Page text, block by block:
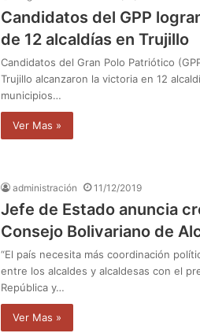
Candidatos del GPP
de 12 alcaldías en Trujillo
Candidatos del Gran Polo Patriótico
Trujillo alcanzaron la victoria en 12
municipios…
Ver Mas »
administración 11/12/2019
Jefe de Estado anuncia
Consejo Bolivariano de
“El país necesita más coordinación
entre los alcaldes y alcaldesas con el
República y…
Ver Mas »